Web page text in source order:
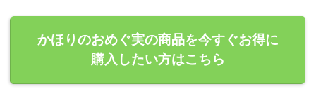
かほりのおめぐ実の商品を今すぐお得に
購入したい方はこちら